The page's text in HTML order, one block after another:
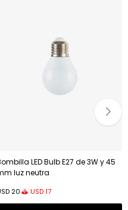
LED Bulb E27 de 3W y 45
luz neutra
20 USD 17